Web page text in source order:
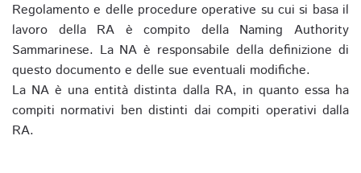
Regolamento e delle procedure operative su cui si basa il
lavoro della RA è compito della Naming Authority
Sammarinese. La NA è responsabile della definizione di
questo documento e delle sue eventuali modifiche.
La NA è una entità distinta dalla RA, in quanto essa ha
compiti normativi ben distinti dai compiti operativi dalla
RA.